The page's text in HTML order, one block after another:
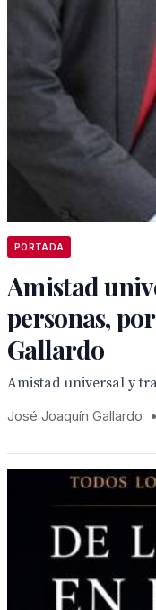
PORTADA
Amistad
personas,
Gallardo
Amistad universal y
José Joaquín Gallardo •